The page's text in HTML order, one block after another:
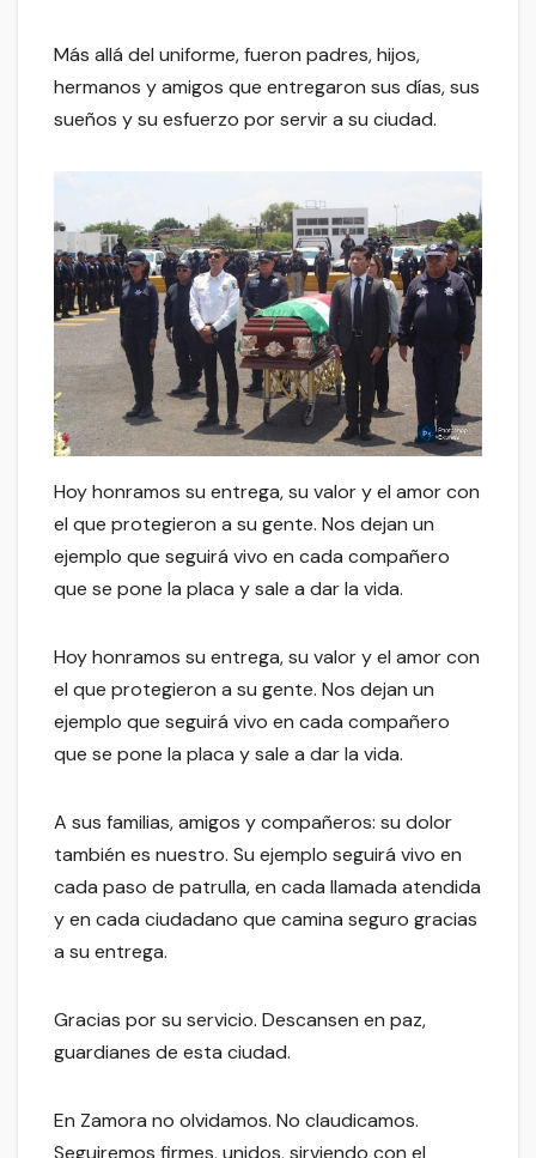
Más allá del uniforme, fueron padres, hijos,
hermanos y amigos que entregaron sus días, sus
sueños y su esfuerzo por servir a su ciudad.
Hoy honramos su entrega, su valor y el amor con
el que protegieron a su gente. Nos dejan un
ejemplo que seguirá vivo en cada compañero
que se pone la placa y sale a dar la vida.
Hoy honramos su entrega, su valor y el amor con
el que protegieron a su gente. Nos dejan un
ejemplo que seguirá vivo en cada compañero
que se pone la placa y sale a dar la vida.
A sus familias, amigos y compañeros: su dolor
también es nuestro. Su ejemplo seguirá vivo en
cada paso de patrulla, en cada llamada atendida
y en cada ciudadano que camina seguro gracias
a su entrega.
Gracias por su servicio. Descansen en paz,
guardianes de esta ciudad.
En Zamora no olvidamos. No claudicamos.
Seguiremos firmes, unidos, sirviendo con el